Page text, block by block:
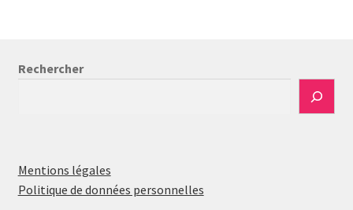
Rechercher
Mentions légales
Politique de données personnelles